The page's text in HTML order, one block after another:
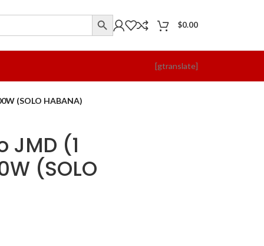
$0.00
[gtranslate]
(SOLO HABANA)
JMD (1
(SOLO